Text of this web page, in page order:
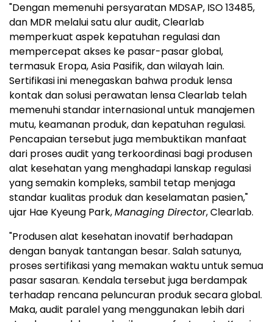
"Dengan memenuhi persyaratan MDSAP, ISO 13485,
dan MDR melalui satu alur audit, Clearlab
memperkuat aspek kepatuhan regulasi dan
mempercepat akses ke pasar-pasar global,
termasuk Eropa, Asia Pasifik, dan wilayah lain.
Sertifikasi ini menegaskan bahwa produk lensa
kontak dan solusi perawatan lensa Clearlab telah
memenuhi standar internasional untuk manajemen
mutu, keamanan produk, dan kepatuhan regulasi.
Pencapaian tersebut juga membuktikan manfaat
dari proses audit yang terkoordinasi bagi produsen
alat kesehatan yang menghadapi lanskap regulasi
yang semakin kompleks, sambil tetap menjaga
standar kualitas produk dan keselamatan pasien,"
ujar Hae Kyeung Park,Managing Director, Clearlab.
"Produsen alat kesehatan inovatif berhadapan
dengan banyak tantangan besar. Salah satunya,
proses sertifikasi yang memakan waktu untuk semua
pasar sasaran. Kendala tersebut juga berdampak
terhadap rencana peluncuran produk secara global.
Maka, audit paralel yang menggunakan lebih dari